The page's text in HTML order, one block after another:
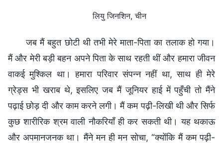
लियु जिनशिन, चीन
जब मैं बहुत छोटी थी तभी मेरे माता-पिता का तलाक हो गया।
मैं और मेरी बड़ी बहन अपने पिता के साथ रहती थीं और हमारा जीवन
वाकई मुश्किल था। हमारा परिवार संपन्न नहीं था, साथ ही मेरे
ग्रेड्स भी खराब थे, इसलिए जब मैं जूनियर हाई में पहुँची तो मैंने
पढ़ाई छोड़ दी और काम करने लगी। मैं कम पढ़ी-लिखी थी और सिर्फ
कुछ शारीरिक श्रम वाली नौकरियाँ ही कर सकती थी। यह थकाऊ
और अपमानजनक था। मैंने मन ही मन सोचा, “क्योंकि मैं कम पढ़ी-